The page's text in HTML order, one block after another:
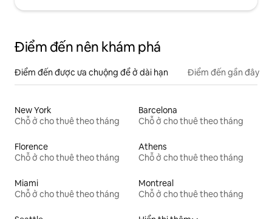
Điểm đến nên khám phá
Điểm đến được ưa chuộng để ở dài hạn Điểm đến gần đây
New York
Chỗ ở cho thuê theo tháng
Barcelona
Chỗ ở cho thuê theo tháng
Florence
Chỗ ở cho thuê theo tháng
Athens
Chỗ ở cho thuê theo tháng
Miami
Chỗ ở cho thuê theo tháng
Montreal
Chỗ ở cho thuê theo tháng